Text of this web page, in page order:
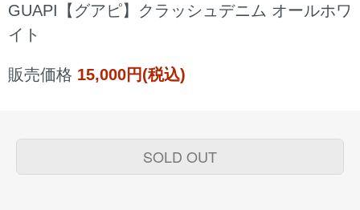
GUAPI【グアピ】クラッシュデニム オールホワ
イト
販売価格 15,000円(税込)
SOLD OUT